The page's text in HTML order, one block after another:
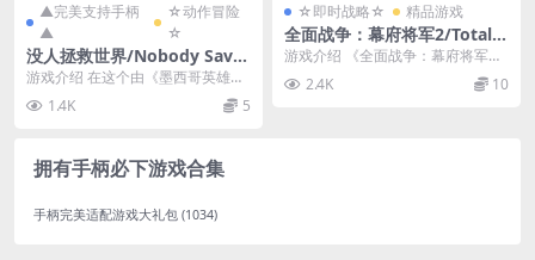
▲完美支持手柄
▲
☆动作冒险
☆
没人拯救世界/Nobody Saves
the World
游戏介绍 在这个由《墨西哥英雄大
混战》的创作团队带来的全新动作
角色扮演游戏中，你...
1.4K 5
☆即时战略☆ 精品游戏
全面战争：幕府将军2/Total
War:Shogun 2
游戏介绍 《全面战争：幕府将军
2》的游戏时代设定在十五世纪的日
本战国时代，这个时...
2.4K 10
拥有手柄必下游戏合集
手柄完美适配游戏大礼包 (1034)